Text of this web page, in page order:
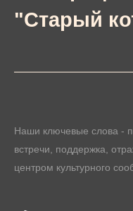
"Старый
Наши ключевые слова -
встречи, поддержка,
центром культурного